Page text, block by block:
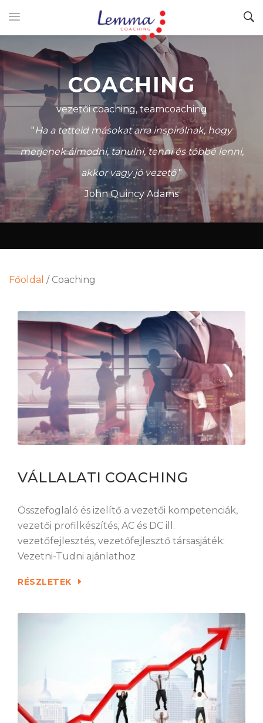
COACHING
vezetői coaching, teamcoaching
"Ha a tetteid másokat arra inspirálnak, hogy
merjenek álmodni, tanulni, tenni és többé lenni,
akkor vagy jó vezető"
John Quincy Adams
Főoldal / Coaching
VÁLLALATI COACHING
Összefoglaló és izelítő a vezetői kompetenciák,
vezetői profilkészítés, AC és DC ill.
vezetőfejlesztés, vezetőfejlesztő társasjáték:
Vezetni-Tudni ajánlathoz
RÉSZLETEK